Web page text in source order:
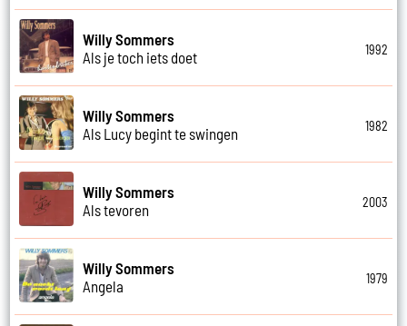
Willy Sommers
Als je toch iets doet
1992
Willy Sommers
Als Lucy begint te swingen
1982
Willy Sommers
Als tevoren
2003
Willy Sommers
Angela
1979